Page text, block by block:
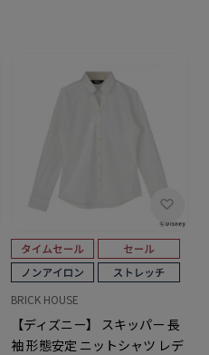
BRICK HOUSE
【ディズニー】 スキッパー 長
袖 形態安定 ニットシャツ レデ